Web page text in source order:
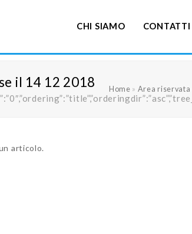
CHI SIAMO CONTATTI
il 14 12 2018 Home » Area riservata
articolo.